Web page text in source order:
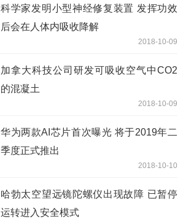
科学家发明小型神经修复装置 发挥功效
后会在人体内吸收降解
2018-10-09
加拿大科技公司研发可吸收空气中CO2
的混凝土
2018-10-09
华为两款AI芯片首次曝光 将于2019年二
季度正式推出
2018-10-10
哈勃太空望远镜陀螺仪出现故障 已暂停
运转进入安全模式